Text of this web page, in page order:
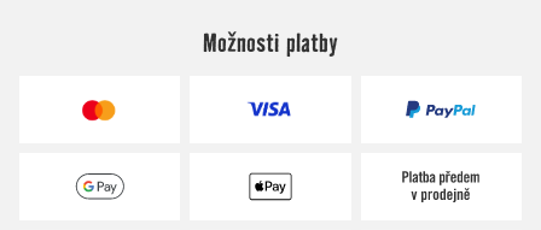
Možnosti platby